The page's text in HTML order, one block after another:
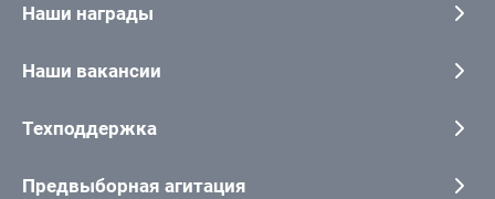
Наши награды
Наши вакансии
Техподдержка
Предвыборная агитация